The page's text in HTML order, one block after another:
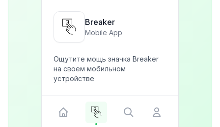
Breaker
Mobile App
Ощутите мощь значка Breaker
на своем мобильном
устройстве